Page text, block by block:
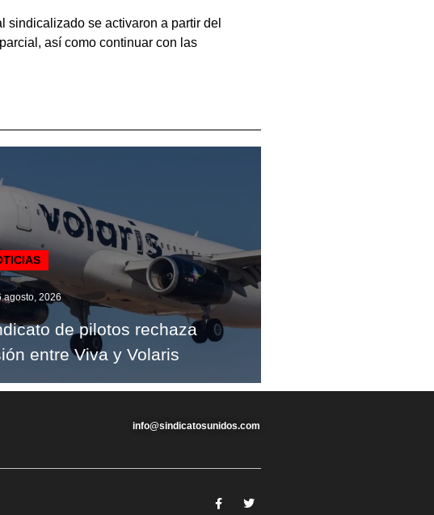
sindicalizado se activaron a partir del
así como continuar con las
agosto, 2026
de pilotos rechaza
entre Viva y Volaris
info@sindicatosunidos.com